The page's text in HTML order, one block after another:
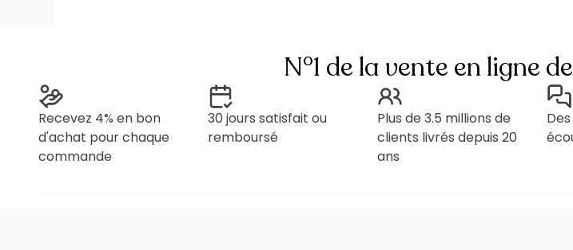
N°1 de la vente en ligne
Recevez 4% en bon
d'achat pour chaque
commande
30 jours satisfait ou
remboursé
Plus de 3.5 millions de
clients livrés depuis 20
ans